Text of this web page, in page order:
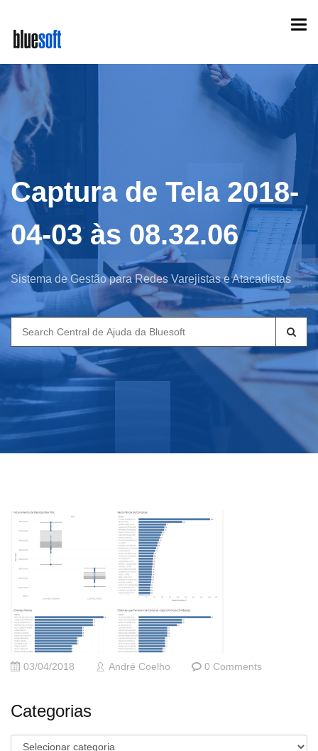
main
content
Captura de Tela 2018-
04-03 às 08.32.06
Sistema de Gestão para Redes Varejistas e Atacadistas
Search
for:
03/04/2018 André Coelho 0 Comments
Categorias
Categorias